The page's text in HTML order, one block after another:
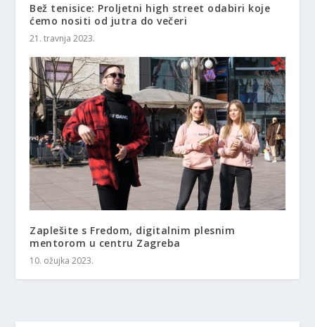
Bež tenisice: Proljetni high street odabiri koje
ćemo nositi od jutra do večeri
21. travnja 2023.
Zaplešite s Fredom, digitalnim plesnim
mentorom u centru Zagreba
10. ožujka 2023.